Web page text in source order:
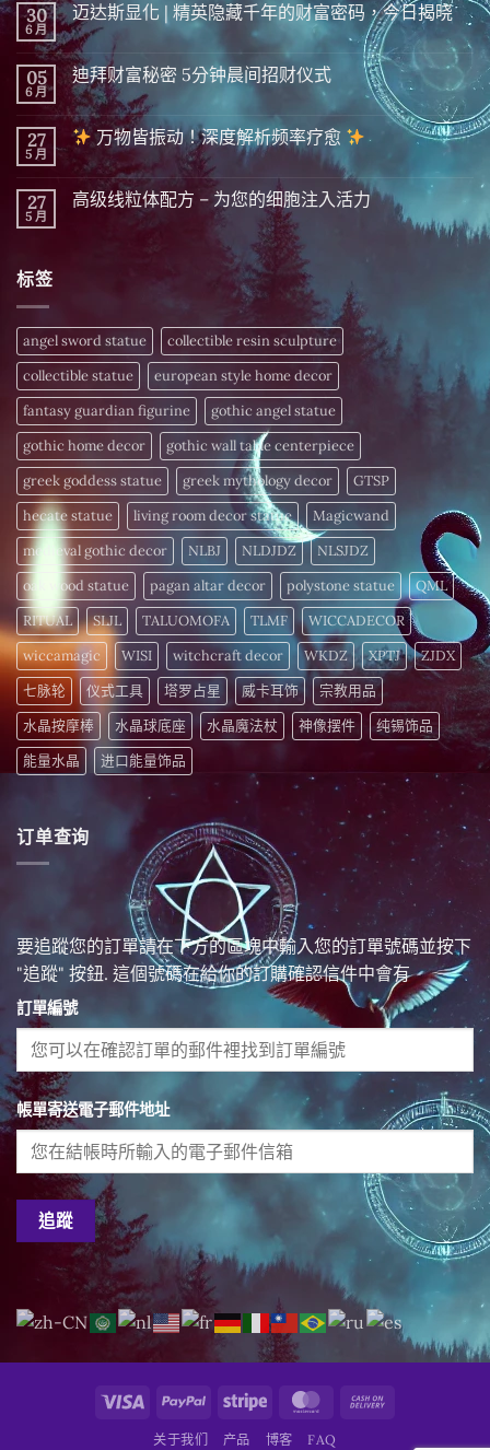
30
6 月
迈达斯显化 | 精英隐藏千年的财富密码，今日揭晓
在
〈迈
达
斯
显
化
|
精
英
隐
千
年
晓〉
中
尚
無
留
言
05
6 月
迪拜财富秘密 5分钟晨间招财仪式
在
〈迪
拜
财
富
密 5
分
钟
尚
無
留
言
27
5 月
万物皆振动！深度解析频率疗愈
在
万
频
率
疗
愈
〉
中
尚
無
留
言
27
5 月
高级线粒体配方 – 为您的细胞注入活力
–
为
您
的
细
胞
注
入
活
力〉
中
标签
angel sword statue
collectible resin sculpture
collectible statue
european style home decor
fantasy guardian figurine
gothic angel statue
gothic home decor
gothic wall table centerpiece
greek goddess statue
greek mythology decor
GTSP
hecate statue
living room decor statue
Magicwand
medieval gothic decor
NLBJ NLDJDZ
NLSJDZ
oak wood statue
pagan altar decor polystone statue
QML
RITUAL
SLJL TALUOMOFA TLMF
WICCADECOR
wiccamagic
WISI witchcraft decor WKDZ XPTJ
ZJDX
七脉轮
仪式工具 塔罗占星 威卡耳饰
宗教用品
水晶按摩棒
水晶球底座 水晶魔法杖 神像摆件
纯锡饰品
能量水晶
进口能量饰品
订单查询
要追蹤您的訂單請在下方的區塊中輸入您的訂單號碼並按下
"追蹤" 按鈕. 這個號碼在給你的訂購確認信件中會有
訂單編號
帳單寄送電子郵件地址
追蹤
Visa PayPal Stripe MasterCard
关于我们 产品 博客 FAQ